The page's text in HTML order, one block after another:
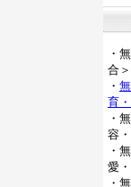
・
合＞
・
育
・
容
・
愛
・